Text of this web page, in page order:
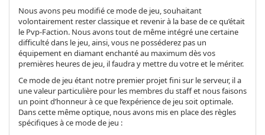
Nous avons peu modifié ce mode de jeu, souhaitant
volontairement rester classique et revenir à la base de ce qu’était
le Pvp-Faction. Nous avons tout de même intégré une certaine
difficulté dans le jeu, ainsi, vous ne posséderez pas un
équipement en diamant enchanté au maximum dès vos
premières heures de jeu, il faudra y mettre du votre et le mériter.
Ce mode de jeu étant notre premier projet fini sur le serveur, il a
une valeur particulière pour les membres du staff et nous faisons
un point d’honneur à ce que l’expérience de jeu soit optimale.
Dans cette même optique, nous avons mis en place des règles
spécifiques à ce mode de jeu :